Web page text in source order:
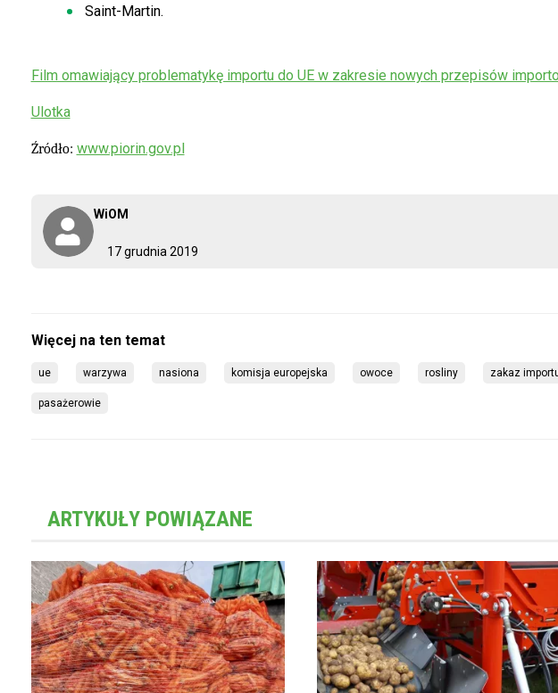
17 grudnia 2019
WiOM
Saint-Martin.
Film omawiający problematykę importu do UE w zakresie nowych przepisów
Ulotka
Źródło: www.piorin.gov.pl
ue warzywa nasiona komisja europejska owoce rosliny zakaz
pasażerowie
ARTYKUŁY POWIĄZANE